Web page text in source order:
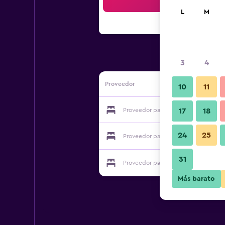
Proveedor
Proveedor para The Hollies
Proveedor para The Hollies
Proveedor para The Hollies
L M
3 4
10 11
17 18
24 25
31
Más barato